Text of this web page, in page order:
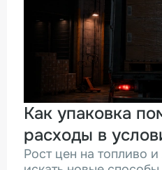
Как упаковка
расходы в
Рост цен на топливо